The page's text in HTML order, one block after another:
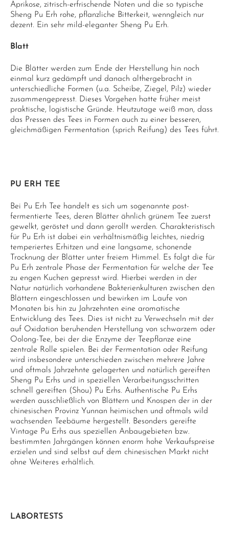
Aprikose, zitrisch-erfrischende Noten und die so typische
Sheng Pu Erh rohe, pflanzliche Bitterkeit, wenngleich nur
dezent. Ein sehr mild-eleganter Sheng Pu Erh.
Blatt
Die Blätter werden zum Ende der Herstellung hin noch
einmal kurz gedämpft und danach althergebracht in
unterschiedliche Formen (u.a. Scheibe, Ziegel, Pilz) wieder
zusammengepresst. Dieses Vorgehen hatte früher meist
praktische, logistische Gründe. Heutzutage weiß man, dass
das Pressen des Tees in Formen auch zu einer besseren,
gleichmäßigen Fermentation (sprich Reifung) des Tees führt.
PU ERH TEE
Bei Pu Erh Tee handelt es sich um sogenannte post-
fermentierte Tees, deren Blätter ähnlich grünem Tee zuerst
gewelkt, geröstet und dann gerollt werden. Charakteristisch
für Pu Erh ist dabei ein verhältnismäßig leichtes, niedrig
temperiertes Erhitzen und eine langsame, schonende
Trocknung der Blätter unter freiem Himmel. Es folgt die für
Pu Erh zentrale Phase der Fermentation für welche der Tee
zu engen Kuchen gepresst wird. Hierbei werden in der
Natur natürlich vorhandene Bakterienkulturen zwischen den
Blättern eingeschlossen und bewirken im Laufe von
Monaten bis hin zu Jahrzehnten eine aromatische
Entwicklung des Tees. Dies ist nicht zu Verwechseln mit der
auf Oxidation beruhenden Herstellung von schwarzem oder
Oolong-Tee, bei der die Enzyme der Teepflanze eine
zentrale Rolle spielen. Bei der Fermentation oder Reifung
wird insbesondere unterschieden zwischen mehrere Jahre
und oftmals Jahrzehnte gelagerten und natürlich gereiften
Sheng Pu Erhs und in speziellen Verarbeitungsschritten
schnell gereiften (Shou) Pu Erhs. Authentische Pu Erhs
werden ausschließlich von Blättern und Knospen der in der
chinesischen Provinz Yunnan heimischen und oftmals wild
wachsenden Teebäume hergestellt. Besonders gereifte
Vintage Pu Erhs aus speziellen Anbaugebieten bzw.
bestimmten Jahrgängen können enorm hohe Verkaufspreise
erzielen und sind selbst auf dem chinesischen Markt nicht
ohne Weiteres erhältlich.
LABORTESTS